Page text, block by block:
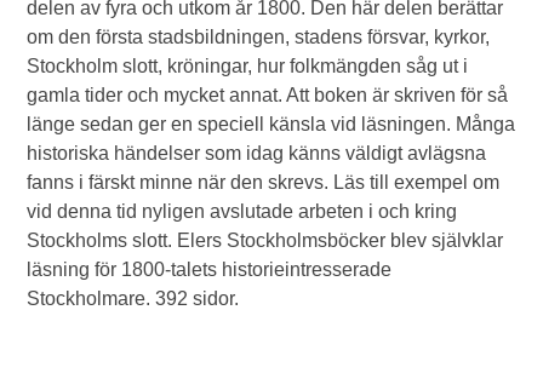
delen av fyra och utkom år 1800. Den här delen berättar
om den första stadsbildningen, stadens försvar, kyrkor,
Stockholm slott, kröningar, hur folkmängden såg ut i
gamla tider och mycket annat. Att boken är skriven för så
länge sedan ger en speciell känsla vid läsningen. Många
historiska händelser som idag känns väldigt avlägsna
fanns i färskt minne när den skrevs. Läs till exempel om
vid denna tid nyligen avslutade arbeten i och kring
Stockholms slott. Elers Stockholmsböcker blev självklar
läsning för 1800-talets historieintresserade
Stockholmare. 392 sidor.